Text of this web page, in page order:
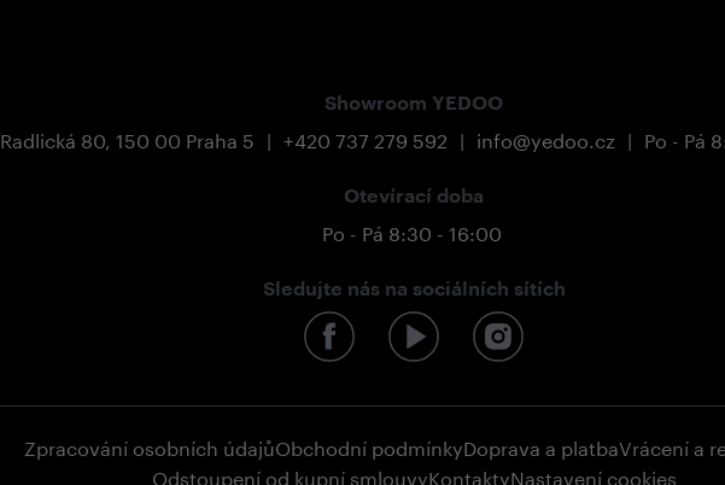
Showroom YEDOO
Radlická 80, 150 00 Praha 5 | +420 737 279 592 | info@yedoo.cz | Po - Pá
Otevírací doba
Po - Pá 8:30 - 16:00
Sledujte nás na sociálních sítích
Zpracování osobních údajůObchodní podmínkyDoprava a platbaVrácení a
Odstoupení od kupní smlouvyKontaktyNastavení cookies